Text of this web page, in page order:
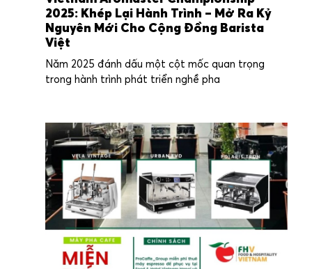
2025: Khép Lại Hành Trình – Mở Ra Kỷ
Nguyên Mới Cho Cộng Đồng Barista
Việt
Năm 2025 đánh dấu một cột mốc quan trọng
trong hành trình phát triển nghề pha